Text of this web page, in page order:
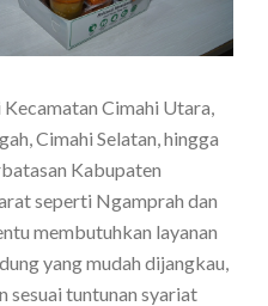
Cimahi Utara,
Cimahi Selatan, hingga
Kabupaten
seperti Ngamprah dan
membutuhkan layanan
yang mudah dijangkau,
sesuai tuntunan syariat